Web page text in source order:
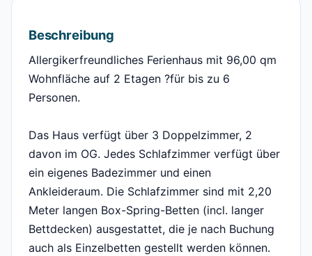
Beschreibung
Allergikerfreundliches Ferienhaus mit 96,00 qm
Wohnfläche auf 2 Etagen ?für bis zu 6
Personen.
Das Haus verfügt über 3 Doppelzimmer, 2
davon im OG. Jedes Schlafzimmer verfügt über
ein eigenes Badezimmer und einen
Ankleideraum. Die Schlafzimmer sind mit 2,20
Meter langen Box-Spring-Betten (incl. langer
Bettdecken) ausgestattet, die je nach Buchung
auch als Einzelbetten gestellt werden können.